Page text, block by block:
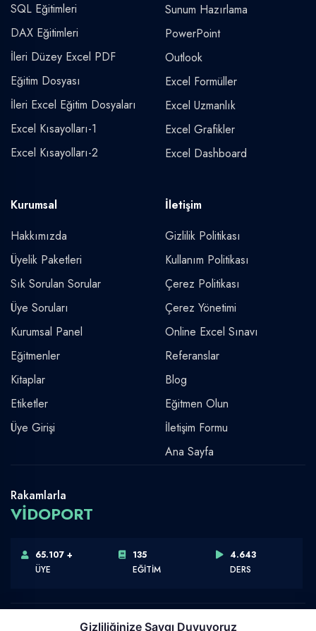
SQL Eğitimleri
DAX Eğitimleri
İleri Düzey Excel PDF
Eğitim Dosyası
İleri Excel Eğitim Dosyaları
Excel Kısayolları-1
Excel Kısayolları-2
Sunum Hazırlama
PowerPoint
Outlook
Excel Formüller
Excel Uzmanlık
Excel Grafikler
Excel Dashboard
Kurumsal
Hakkımızda
Üyelik Paketleri
Sık Sorulan Sorular
Üye Soruları
Kurumsal Panel
Eğitmenler
Kitaplar
Etiketler
Üye Girişi
İletişim
Gizlilik Politikası
Kullanım Politikası
Çerez Politikası
Çerez Yönetimi
Online Excel Sınavı
Referanslar
Blog
Eğitmen Olun
İletişim Formu
Ana Sayfa
Rakamlarla
VİDOPORT
65.107 +
ÜYE
135
EĞİTİM
4.643
DERS
Gizliliğinize Saygı Duyuyoruz